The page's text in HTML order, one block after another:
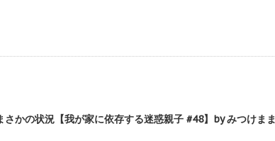
かの状況【我が家に依存する迷惑親子 #48】by みつけまま